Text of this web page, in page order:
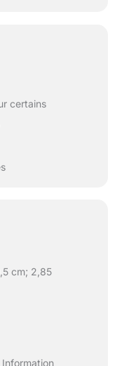
certains
cm; 2,85